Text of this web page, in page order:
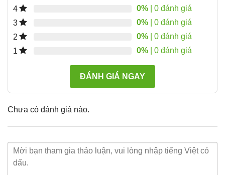
4
0% | 0 đánh giá
3
0% | 0 đánh giá
2
0% | 0 đánh giá
1
0% | 0 đánh giá
ĐÁNH GIÁ NGAY
Chưa có đánh giá nào.